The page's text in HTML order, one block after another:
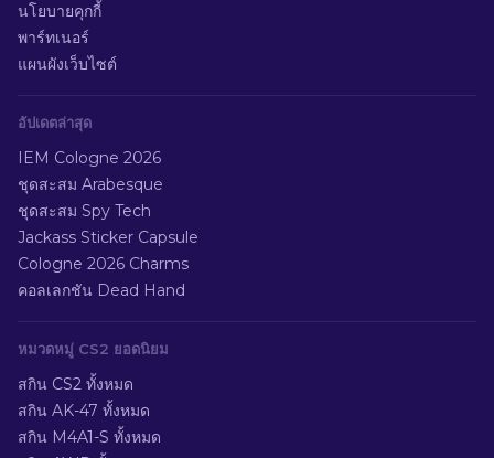
นโยบายคุกกี้
พาร์ทเนอร์
แผนผังเว็บไซต์
อัปเดตล่าสุด
IEM Cologne 2026
ชุดสะสม Arabesque
ชุดสะสม Spy Tech
Jackass Sticker Capsule
Cologne 2026 Charms
คอลเลกชัน Dead Hand
หมวดหมู่ CS2 ยอดนิยม
สกิน CS2 ทั้งหมด
สกิน AK-47 ทั้งหมด
สกิน M4A1-S ทั้งหมด